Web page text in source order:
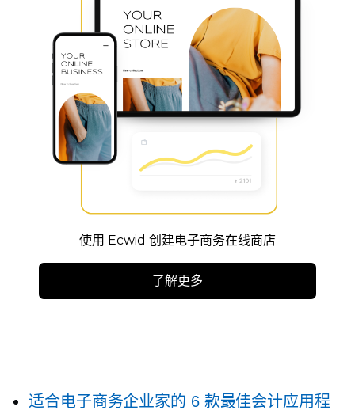
使用 Ecwid 创建电子商务在线商店
了解更多
适合电子商务企业家的 6 款最佳会计应用程